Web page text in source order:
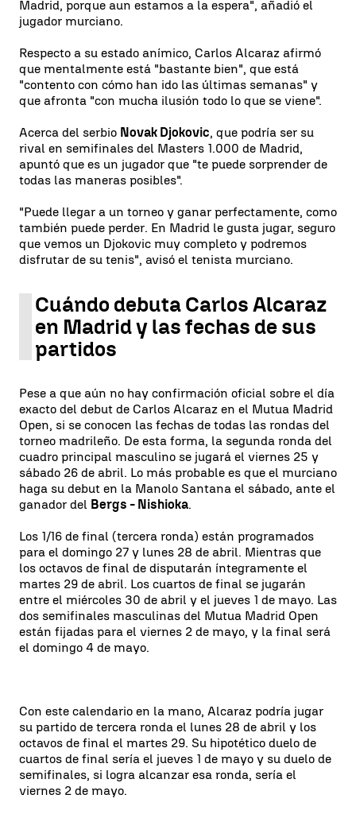
Madrid, porque aun estamos a la espera", añadió el
jugador murciano.
Respecto a su estado anímico, Carlos Alcaraz afirmó
que mentalmente está "bastante bien", que está
"contento con cómo han ido las últimas semanas" y
que afronta "con mucha ilusión todo lo que se viene".
Acerca del serbio Novak Djokovic, que podría ser su
rival en semifinales del Masters 1.000 de Madrid,
apuntó que es un jugador que "te puede sorprender de
todas las maneras posibles".
"Puede llegar a un torneo y ganar perfectamente, como
también puede perder. En Madrid le gusta jugar, seguro
que vemos un Djokovic muy completo y podremos
disfrutar de su tenis", avisó el tenista murciano.
Cuándo debuta Carlos Alcaraz
en Madrid y las fechas de sus
partidos
Pese a que aún no hay confirmación oficial sobre el día
exacto del debut de Carlos Alcaraz en el Mutua Madrid
Open, si se conocen las fechas de todas las rondas del
torneo madrileño. De esta forma, la segunda ronda del
cuadro principal masculino se jugará el viernes 25 y
sábado 26 de abril. Lo más probable es que el murciano
haga su debut en la Manolo Santana el sábado, ante el
ganador del Bergs - Nishioka.
Los 1/16 de final (tercera ronda) están programados
para el domingo 27 y lunes 28 de abril. Mientras que
los octavos de final de disputarán íntegramente el
martes 29 de abril. Los cuartos de final se jugarán
entre el miércoles 30 de abril y el jueves 1 de mayo. Las
dos semifinales masculinas del Mutua Madrid Open
están fijadas para el viernes 2 de mayo, y la final será
el domingo 4 de mayo.
Con este calendario en la mano, Alcaraz podría jugar
su partido de tercera ronda el lunes 28 de abril y los
octavos de final el martes 29. Su hipotético duelo de
cuartos de final sería el jueves 1 de mayo y su duelo de
semifinales, si logra alcanzar esa ronda, sería el
viernes 2 de mayo.